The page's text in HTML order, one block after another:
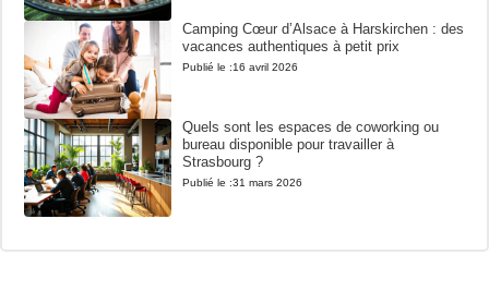
Camping Cœur d’Alsace à Harskirchen : des
vacances authentiques à petit prix
Publié le :16 avril 2026
Quels sont les espaces de coworking ou
bureau disponible pour travailler à
Strasbourg ?
Publié le :31 mars 2026